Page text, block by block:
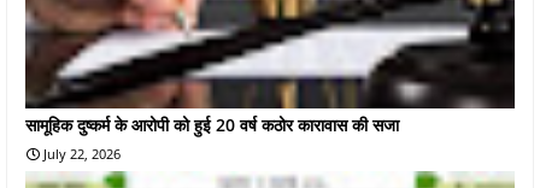
सामूहिक दुष्कर्म के आरोपी को हुई 20 वर्ष कठोर कारावास की सजा
July 22, 2026